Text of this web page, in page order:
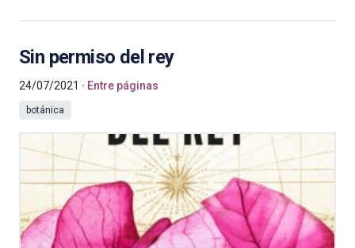
Sin permiso del rey
24/07/2021 Entre páginas
botánica